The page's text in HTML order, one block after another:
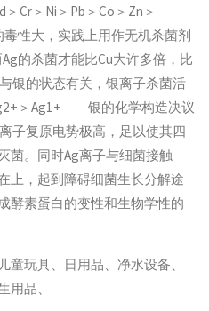
Cr＞Ni＞Pb＞Co＞Zn＞
性大，实践上用作无机杀菌剂
的杀菌才能比Cu大许多倍，比
银的状态有关，银离子杀菌活
＞Ag1+ 银的化学构造决议
子复原电势极高，足以使其四
菌。同时Ag离子与细菌接触
上，起到障碍细菌生长分解途
酵素蛋白的变性和生物学性的
玩具、日用品、净水设备、
用品、